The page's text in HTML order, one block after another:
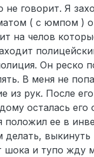
не говорит. Я
( с юмпом )
на челов
Он реско
В меня не
из рук. После
осталась его
положил ее в
выкинуть
шока и тупо жду